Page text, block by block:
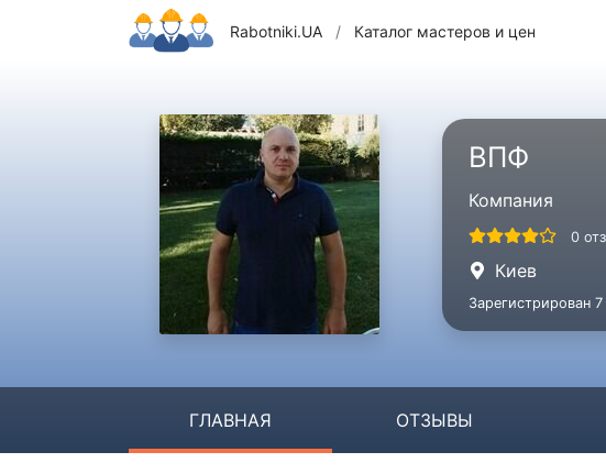
Rabotniki.UA / Каталог мастеров и цен
ВПФ
Компания
0
Киев
Зарегистрирован 7
ГЛАВНАЯ ОТЗЫВЫ